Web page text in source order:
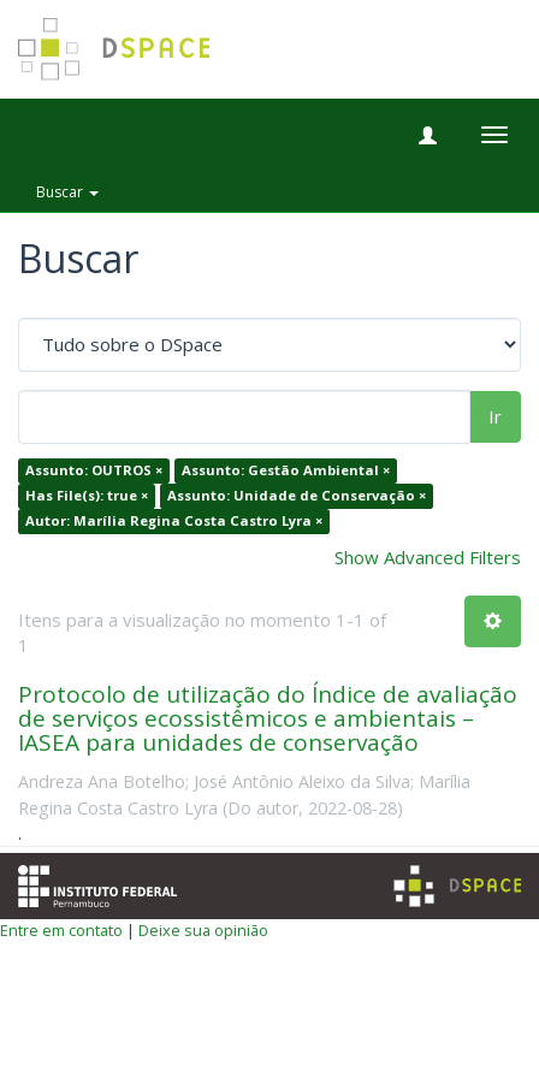
Buscar
Buscar
Ir
Assunto: OUTROS ×
Assunto: Gestão Ambiental ×
Has File(s): true ×
Assunto: Unidade de Conservação ×
Autor: Marília Regina Costa Castro Lyra ×
Show Advanced Filters
Itens para a visualização no momento 1-1 of
1
Protocolo de utilização do Índice de avaliação
de serviços ecossistêmicos e ambientais –
IASEA para unidades de conservação
Andreza Ana Botelho; José Antônio Aleixo da Silva; Marília
Regina Costa Castro Lyra (Do autor, 2022-08-28)
.
Entre em contato | Deixe sua opinião